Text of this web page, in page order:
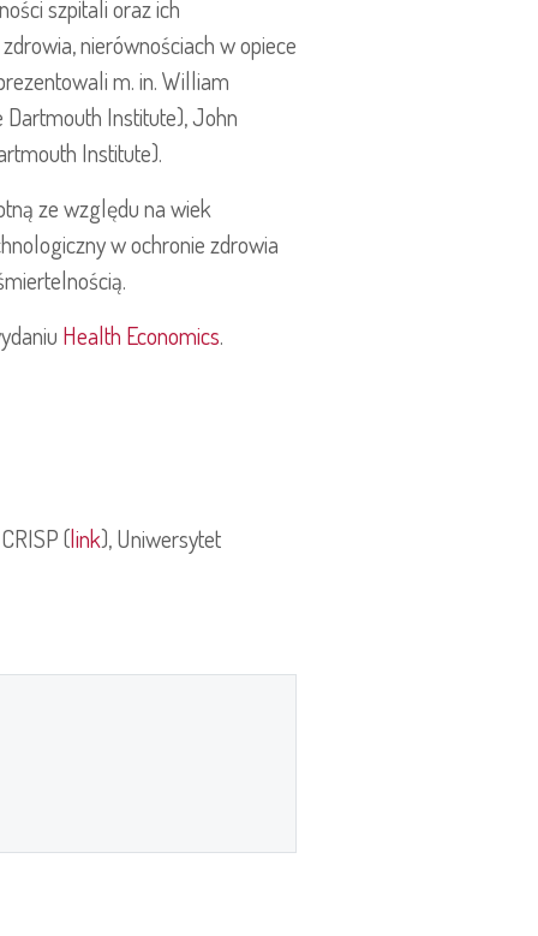
szpitali oraz ich
nierównościach w opiece
m. in. William
Dartmouth Institute), John
Institute).
ze względu na wiek
w ochronie zdrowia
Health Economics.
(link), Uniwersytet